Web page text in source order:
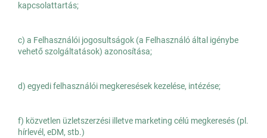
kapcsolattartás;
c) a Felhasználói jogosultságok (a Felhasználó által igénybe
vehető szolgáltatások) azonosítása;
d) egyedi felhasználói megkeresések kezelése, intézése;
f) közvetlen üzletszerzési illetve marketing célú megkeresés (pl.
hírlevél, eDM, stb.)